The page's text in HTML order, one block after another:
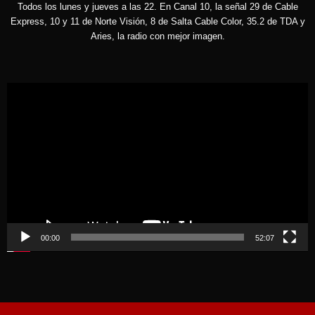
Todos los lunes y jueves a las 22. En Canal 10, la señal 29 de Cable
Express, 10 y 11 de Norte Visión, 8 de Salta Cable Color, 35.2 de TDA y
Aries, la radio con mejor imagen.
00:00 52:07